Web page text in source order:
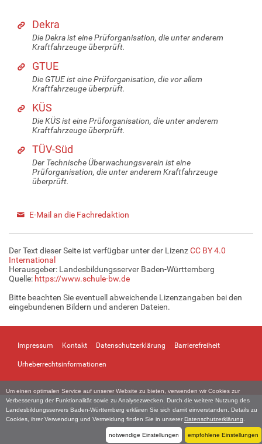
Um einen optimalen Service auf unserer Website zu bieten, verwenden wir Cookies zur
Verbesserung der Funktionalität sowie zu Analysezwecken. Durch die weitere Nutzung des
Landesbildungsservers Baden-Württemberg erklären Sie sich damit einverstanden. Details zu
Cookies, ihrer Verwendung und Vermeidung finden Sie in unserer Datenschutzerklärung
notwendige Einstellungen empfohlene Einstellungen
Dekra
Die Dekra ist eine Prüforganisation, die unter anderem
Kraftfahrzeuge überprüft.
GTUE
Die GTUE ist eine Prüforganisation, die vor allem
Kraftfahrzeuge überprüft.
KÜS
Die KÜS ist eine Prüforganisation, die unter anderem
Kraftfahrzeuge überprüft.
TÜV-Süd
Der Technische Überwachungsverein ist eine
Prüforganisation, die unter anderem Kraftfahrzeuge
überprüft.
E-Mail an die Fachredaktion
Der Text dieser Seite ist verfügbar unter der LizenzCC BY 4.0
International
Herausgeber: Landesbildungsserver Baden-Württemberg
Quelle: https://www.schule-bw.de
Bitte beachten Sie eventuell abweichende Lizenzangaben bei den
eingebundenen Bildern und anderen Dateien.
Impressum Kontakt Datenschutzerklärung Barrierefreiheit
Urheberrechtsinformationen